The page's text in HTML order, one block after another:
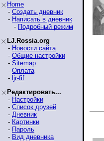
Home
- Создать дневник
- Написать в дневник
- Подробный режим
LJ.Rossia.org
- Новости сайта
- Общие настройки
- Sitemap
- Оплата
- ljr-fif
Редактировать...
- Настройки
- Список друзей
- Дневник
- Картинки
- Пароль
- Вид дневника